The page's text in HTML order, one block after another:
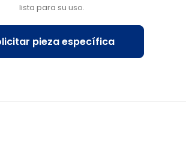
lista para su uso.
pieza específica